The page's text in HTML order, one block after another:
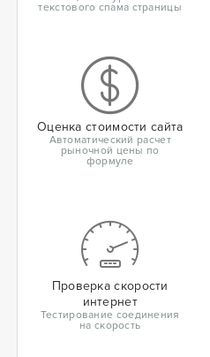
текстового спама страницы
Оценка стоимости сайта
Автоматический расчет
рыночной цены по
формуле
Проверка скорости
интернет
Тестирование соединения
на скорость